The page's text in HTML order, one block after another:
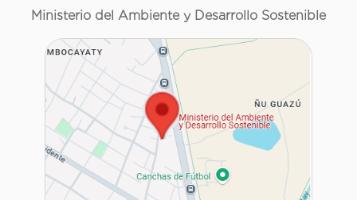
Ministerio del Ambiente y Desarrollo Sostenible